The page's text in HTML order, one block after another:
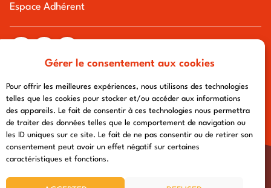
Gérer le consentement aux cookies
Pour offrir les meilleures expériences, nous utilisons des technologies
telles que les cookies pour stocker et/ou accéder aux informations
des appareils. Le fait de consentir à ces technologies nous permettra
de traiter des données telles que le comportement de navigation ou
les ID uniques sur ce site. Le fait de ne pas consentir ou de retirer son
consentement peut avoir un effet négatif sur certaines
caractéristiques et fonctions.
Espace Adhérent
tous droits réservés à l'association chemin urbain v
afa-multimedia.com